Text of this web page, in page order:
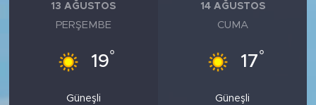
13 AĞUSTOS
PERŞEMBE
19°
Güneşli
14 AĞUSTOS
CUMA
17°
Güneşli